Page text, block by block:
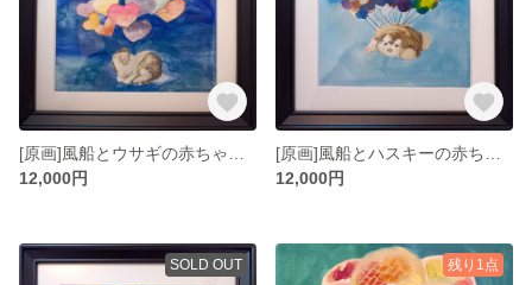
12,000円
12,000円
SOLD OUT 残り1点